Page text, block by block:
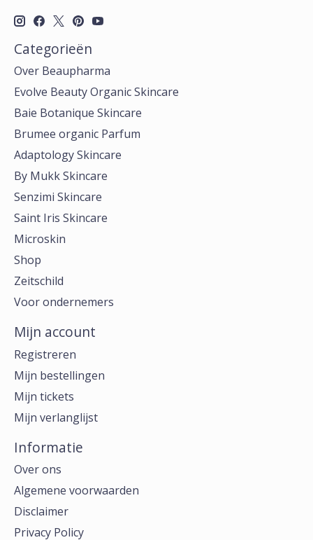
Categorieën
Over Beaupharma
Evolve Beauty Organic Skincare
Baie Botanique Skincare
Brumee organic Parfum
Adaptology Skincare
By Mukk Skincare
Senzimi Skincare
Saint Iris Skincare
Microskin
Shop
Zeitschild
Voor ondernemers
Mijn account
Registreren
Mijn bestellingen
Mijn tickets
Mijn verlanglijst
Informatie
Over ons
Algemene voorwaarden
Disclaimer
Privacy Policy